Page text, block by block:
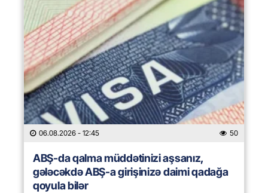
06.08.2026 - 12:45 50
ABŞ-da qalma müddətinizi aşsanız,
gələcəkdə ABŞ-a girişinizə daimi qadağa
qoyula bilər